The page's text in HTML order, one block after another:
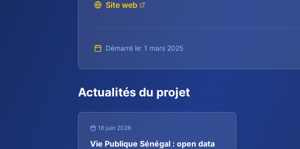
Site web
Démarré le: 1 mars 2025
Actualités du projet
16 juin 2026
Vie Publique Sénégal : open data